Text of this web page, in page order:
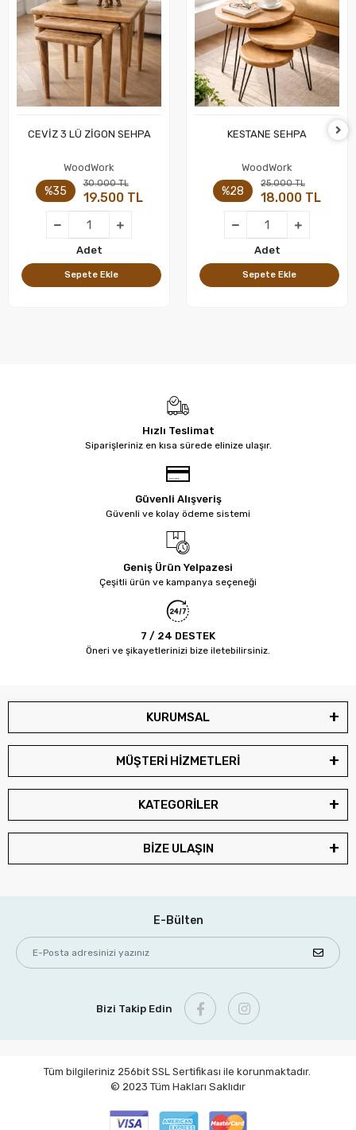
CEVİZ 3 LÜ ZİGON SEHPA
WoodWork
%35
30.000 TL
19.500 TL
Adet
Sepete Ekle
KESTANE SEHPA
WoodWork
%28
25.000 TL
18.000 TL
Adet
Sepete Ekle
Hızlı Teslimat
Siparişleriniz en kısa sürede elinize ulaşır.
Güvenli Alışveriş
Güvenli ve kolay ödeme sistemi
Geniş Ürün Yelpazesi
Çeşitli ürün ve kampanya seçeneği
7 / 24 DESTEK
Öneri ve şikayetlerinizi bize iletebilirsiniz.
KURUMSAL
MÜŞTERİ HİZMETLERİ
KATEGORİLER
BİZE ULAŞIN
E-Bülten
Bizi Takip Edin
Tüm bilgileriniz 256bit SSL Sertifikası ile korunmaktadır.
© 2023 Tüm Hakları Saklıdır